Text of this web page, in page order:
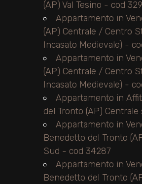
(AP) Val Tesino - cod
Appartamento in
(AP) Centrale / Centro
Incasato Medievale) -
Appartamento in
(AP) Centrale / Centro
Incasato Medievale) -
Appartamento in
del Tronto (AP)
Appartamento in
Benedetto del Tronto
Sud - cod 34287
Appartamento in
Benedetto del Tronto